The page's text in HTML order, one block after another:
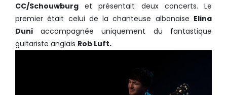
CC/Schouwburg et présentait deux concerts. Le
premier était celui de la chanteuse albanaise Elina
Duni accompagnée uniquement du fantastique
guitariste anglais Rob Luft.